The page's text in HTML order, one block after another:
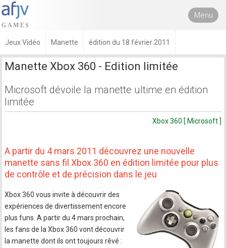
Menu
Jeux Vidéo Manette édition du 18 février 2011
Manette Xbox 360 - Edition limitée
Microsoft dévoile la manette ultime en édition
limitée
Xbox 360 [ Microsoft ]
A partir du 4 mars 2011 découvrez une nouvelle
manette sans fil Xbox 360 en édition limitée pour plus
de contrôle et de précision dans le jeu
Xbox 360 vous invite à découvrir des
expériences de divertissement encore
plus funs. A partir du 4 mars prochain,
les fans de la Xbox 360 vont découvrir
la manette dont ils ont toujours rêvé :